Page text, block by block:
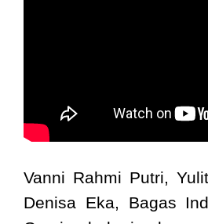
Vanni Rahmi Putri,
Denisa Eka, Bagas